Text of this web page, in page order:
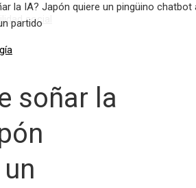
social
la IA? Japón quiere un pingüino chatbot
partido
soñar la